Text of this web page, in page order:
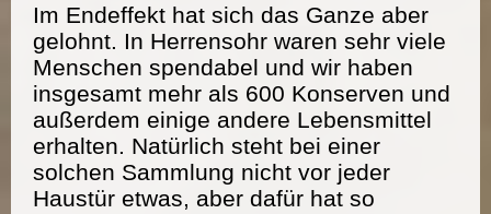
Im Endeffekt hat sich das Ganze aber
gelohnt. In Herrensohr waren sehr viele
Menschen spendabel und wir haben
insgesamt mehr als 600 Konserven und
außerdem einige andere Lebensmittel
erhalten. Natürlich steht bei einer
solchen Sammlung nicht vor jeder
Haustür etwas, aber dafür hat so